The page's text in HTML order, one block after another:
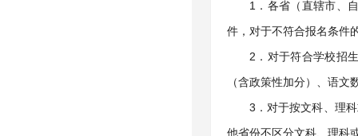
1．各省（直辖市、
件，对于不符合报名条件
2．对于符合学校招
（含政策性加分）、语文
3．对于按文科、理
他省份不区分文科、理科